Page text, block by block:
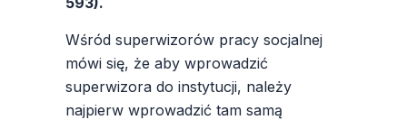
Wśród superwizorów pracy socjalnej
mówi się, że aby wprowadzić
superwizora do instytucji, należy
najpierw wprowadzić tam samą